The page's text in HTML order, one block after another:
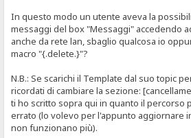
In questo modo un utente aveva la
messaggi del box "Messaggi" accedendo
anche da rete lan, sbaglio qualcosa io
macro "{.delete.}"?
N.B.: Se scarichi il Template dal suo topic
ricordati di cambiare la sezione:
ti ho scritto sopra qui in quanto il percorso
errato (lo volevo per l'appunto aggiornare
non funzionano più).